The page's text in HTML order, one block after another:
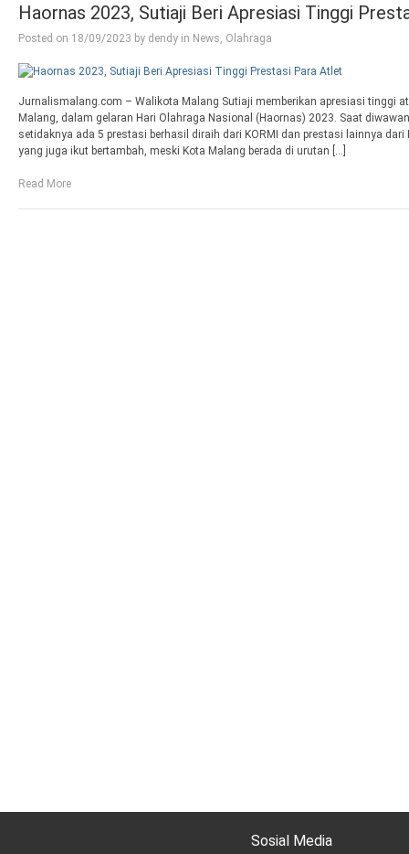
Haornas 2023, Sutiaji Beri Apresiasi Tinggi
Posted on 18/09/2023 by dendy in News, Olahraga
Jurnalismalang.com – Walikota Malang Sutiaji memberikan apresiasi tinggi
Malang, dalam gelaran Hari Olahraga Nasional (Haornas) 2023. Saat
setidaknya ada 5 prestasi berhasil diraih dari KORMI dan prestasi lainnya dari
yang juga ikut bertambah, meski Kota Malang berada di urutan […]
Read More
Sosial Media